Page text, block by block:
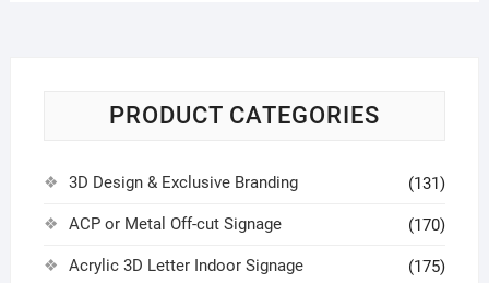
PRODUCT CATEGORIES
3D Design & Exclusive Branding (131)
ACP or Metal Off-cut Signage (170)
Acrylic 3D Letter Indoor Signage (175)